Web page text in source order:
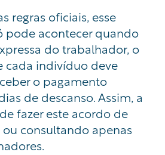
regras oficiais, esse
pode acontecer quando
do trabalhador, o
cada indivíduo deve
o pagamento
de descanso. Assim, a
fazer este acordo de
consultando apenas